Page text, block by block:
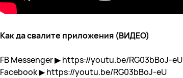
Как да свалите приложения (ВИДЕО)
FB Messenger ▶ https://youtu.be/RG03bBoJ-eU
Facebook ▶ https://youtu.be/RG03bBoJ-eU